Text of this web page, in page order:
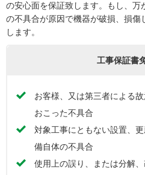
の安心面を保証致します。もし、
の不具合が原因で機器が破損、損
します。
工事保証書
お客様、又は第三者による
おこった不具合
対象工事にともない設置、
備自体の不具合
使用上の誤り、または分解